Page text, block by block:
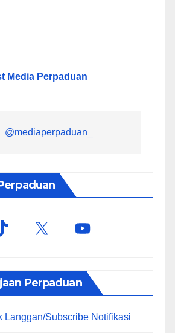
Media Perpaduan
@mediaperpaduan_
Perpaduan
Langgan/Subscribe Notifikasi